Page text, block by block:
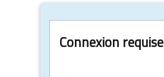
Connexion requise